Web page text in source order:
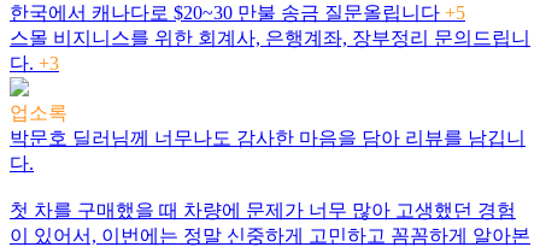
한국에서 캐나다로 $20~30 만불 송금 질문올립니다 +5
스몰 비지니스를 위한 회계사, 은행계좌, 장부정리 문의드립니
다. +3
업소록
박문호 딜러님께 너무나도 감사한 마음을 담아 리뷰를 남깁니
다.
첫 차를 구매했을 때 차량에 문제가 너무 많아 고생했던 경험
이 있어서, 이번에는 정말 신중하게 고민하고 꼼꼼하게 알아본